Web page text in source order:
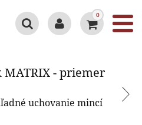
0
- priemer
uchovanie mincí
MATRIX -